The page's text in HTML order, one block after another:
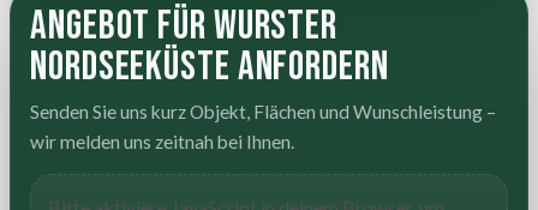
Angebot für Wurster
Nordseeküste anfordern
Senden Sie uns kurz Objekt, Flächen und Wunschleistung –
wir melden uns zeitnah bei Ihnen.